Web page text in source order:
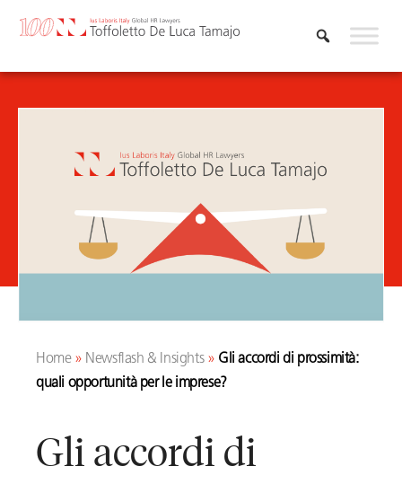
Home» Newsflash & Insights» Gli accordi di prossimità:
quali opportunità per le imprese?
Gli accordi di